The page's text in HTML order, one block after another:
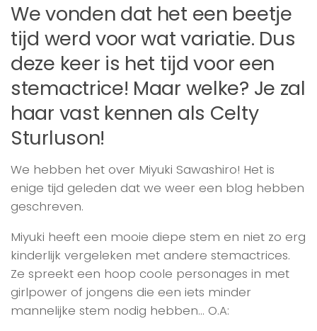
We vonden dat het een beetje
tijd werd voor wat variatie. Dus
deze keer is het tijd voor een
stemactrice! Maar welke? Je zal
haar vast kennen als Celty
Sturluson!
We hebben het over Miyuki Sawashiro! Het is
enige tijd geleden dat we weer een blog hebben
geschreven.
Miyuki heeft een mooie diepe stem en niet zo erg
kinderlijk vergeleken met andere stemactrices.
Ze spreekt een hoop coole personages in met
girlpower of jongens die een iets minder
mannelijke stem nodig hebben… O.A: